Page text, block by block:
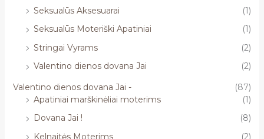
Seksualūs Aksesuarai
(1)
Seksualūs Moteriški Apatiniai
(1)
Stringai Vyrams
(2)
Valentino dienos dovana Jai
(2)
Valentino dienos dovana Jai -
(87)
Apatiniai marškinėliai moterims
(1)
Dovana Jai !
(8)
Kelnaitės Moterims
(2)